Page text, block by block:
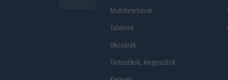
Mobiltelefonok
Tabletek
Okosórák
Tartozékok, kiegeszítők